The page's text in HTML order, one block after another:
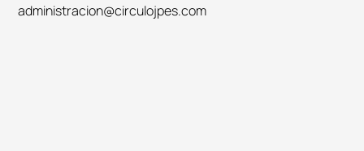
administracion@circulojpes.com